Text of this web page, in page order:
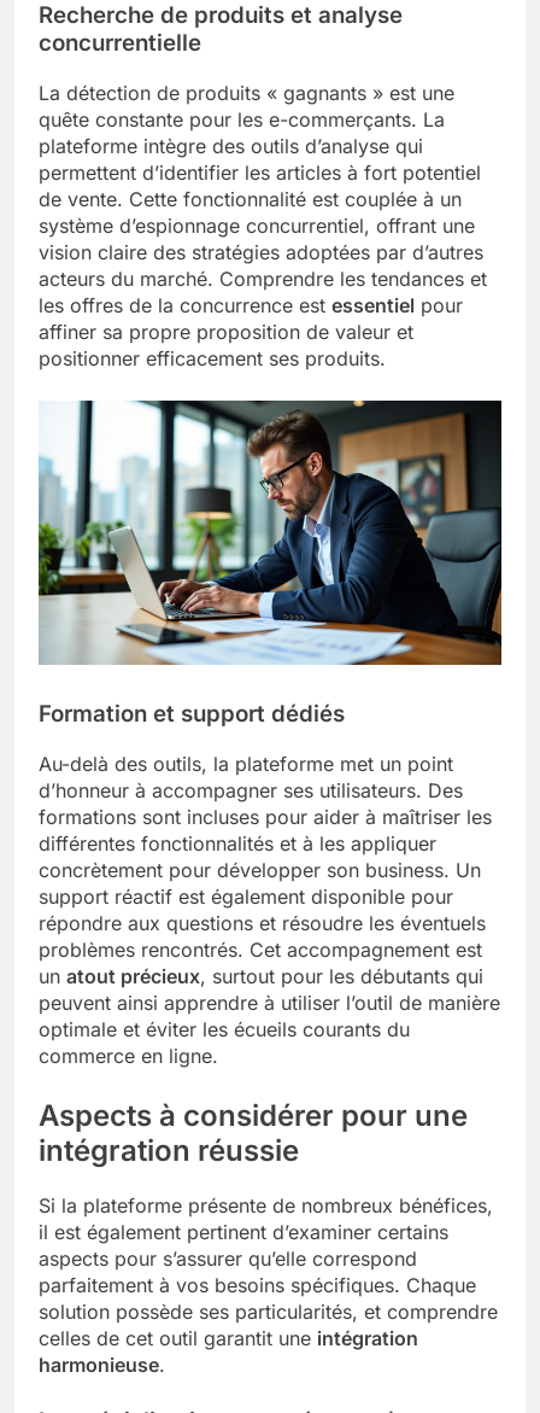
Recherche de produits et analyse
concurrentielle
La détection de produits « gagnants » est une
quête constante pour les e-commerçants. La
plateforme intègre des outils d’analyse qui
permettent d’identifier les articles à fort potentiel
de vente. Cette fonctionnalité est couplée à un
système d’espionnage concurrentiel, offrant une
vision claire des stratégies adoptées par d’autres
acteurs du marché. Comprendre les tendances et
les offres de la concurrence est essentiel pour
affiner sa propre proposition de valeur et
positionner efficacement ses produits.
Formation et support dédiés
Au-delà des outils, la plateforme met un point
d’honneur à accompagner ses utilisateurs. Des
formations sont incluses pour aider à maîtriser les
différentes fonctionnalités et à les appliquer
concrètement pour développer son business. Un
support réactif est également disponible pour
répondre aux questions et résoudre les éventuels
problèmes rencontrés. Cet accompagnement est
un atout précieux, surtout pour les débutants qui
peuvent ainsi apprendre à utiliser l’outil de manière
optimale et éviter les écueils courants du
commerce en ligne.
Aspects à considérer pour une
intégration réussie
Si la plateforme présente de nombreux bénéfices,
il est également pertinent d’examiner certains
aspects pour s’assurer qu’elle correspond
parfaitement à vos besoins spécifiques. Chaque
solution possède ses particularités, et comprendre
celles de cet outil garantit une intégration
harmonieuse.